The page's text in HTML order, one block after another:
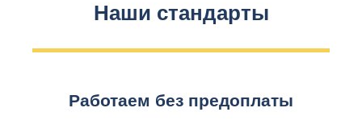
Наши стандарты
Работаем без предоплаты